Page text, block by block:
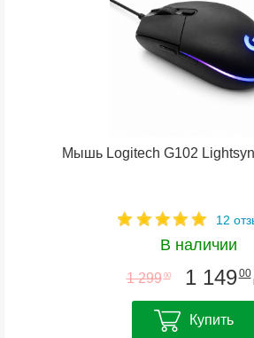
Мышь Logitech G102
12
В наличии
1 299 00 1 14900
Купить